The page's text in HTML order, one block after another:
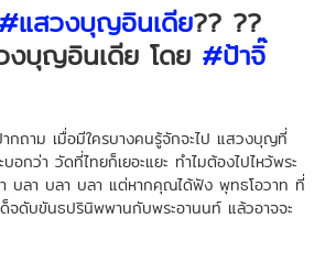
#แสวงบุญอินเดีย?? ??
งบุญอินเดีย โดย #ป้าจิ๊
ากถาม เมื่อมีใครบางคนรู้จักจะไป แสวงบุญที่
กว่า วัดที่ไทยก็เยอะแยะ ทำไมต้องไปไหว้พระ
า บลา บลา บลา แต่หากคุณได้ฟัง พุทธโอวาท ที่
จดับขันธปรินิพพานกับพระอานนท์ แล้วอาจจะ